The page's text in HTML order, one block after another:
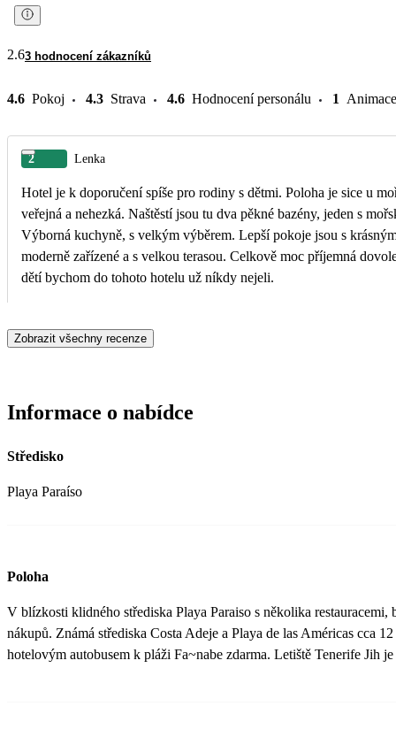
2.63 hodnocení zákazníků
4.6 Pokoj 4.3 Strava 4.6 Hodnocení personálu 1 Animace
2 Lenka
Hotel je k doporučení spíše pro rodiny s dětmi. Poloha je sice u
veřejná a nehezká. Naštěstí jsou tu dva pěkné bazény, jeden s
Výborná kuchyně, s velkým výběrem. Lepší pokoje jsou s
moderně zařízené a s velkou terasou. Celkově moc příjemná
dětí bychom do tohoto hotelu už níkdy nejeli.
Zobrazit všechny recenze
Informace o nabídce
Středisko
Playa Paraíso
Poloha
V blízkosti klidného střediska Playa Paraiso s několika restauracemi,
nákupů. Známá střediska Costa Adeje a Playa de las Américas cca
hotelovým autobusem k pláži Fa~nabe zdarma. Letiště Tenerife Jih